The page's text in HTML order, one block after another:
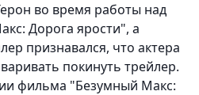
во время работы над
Дорога ярости", а
признавался, что актера
покинуть трейлер.
фильма "Безумный Макс: